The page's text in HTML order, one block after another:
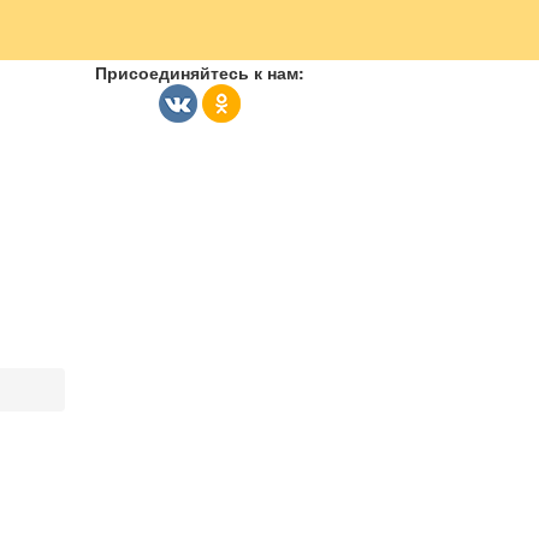
Присоединяйтесь к нам: